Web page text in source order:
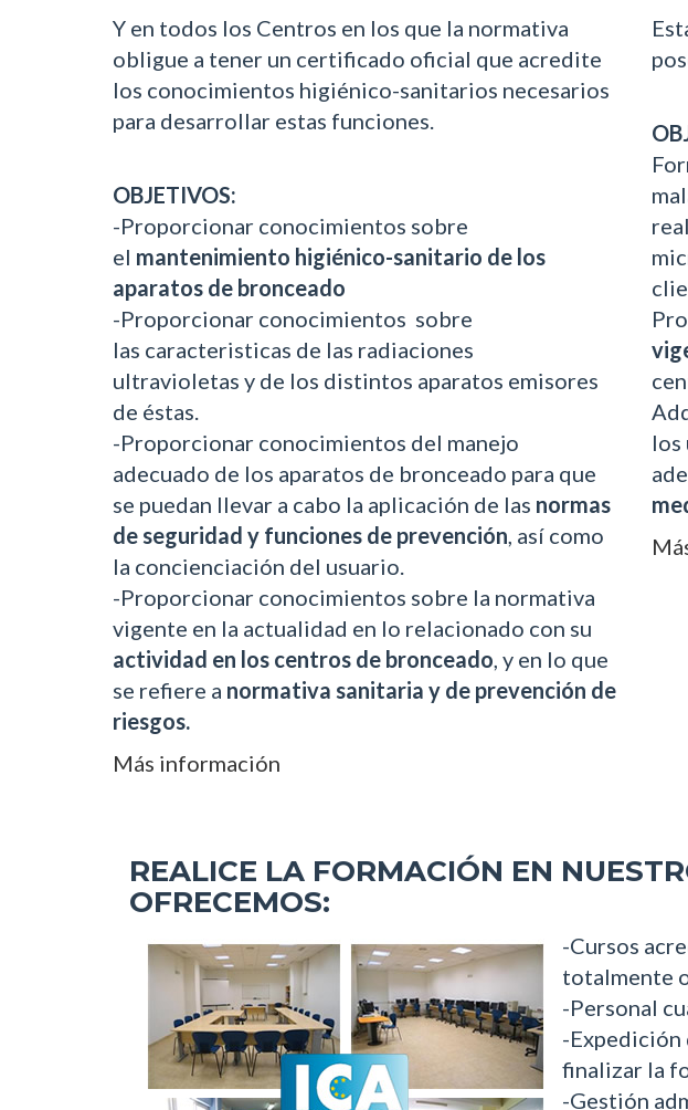
Y en todos los Centros en los que la normativa
obligue a tener un certificado oficial que acredite
los conocimientos higiénico-sanitarios necesarios
para desarrollar estas funciones.
OBJETIVOS:
-Proporcionar conocimientos sobre
el mantenimiento higiénico-sanitario de los
aparatos de bronceado
-Proporcionar conocimientos sobre
las caracteristicas de las radiaciones
ultravioletas y de los distintos aparatos emisores
de éstas.
-Proporcionar conocimientos del manejo
adecuado de los aparatos de bronceado para que
se puedan llevar a cabo la aplicación de las normas
de seguridad y funciones de prevención , así como
la concienciación del usuario.
-Proporcionar conocimientos sobre la normativa
vigente en la actualidad en lo relacionado con su
actividad en los centros de bronceado , y en lo que
se refiere a normativa sanitaria y de prevención de
riesgos.
Más información
los
REALICE LA FORMACIÓN EN
OFRECEMOS:
-Cursos
totalmente
-Personal
-Expedición
finalizar la
-Gestión